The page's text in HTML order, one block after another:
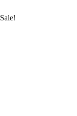
Sale!